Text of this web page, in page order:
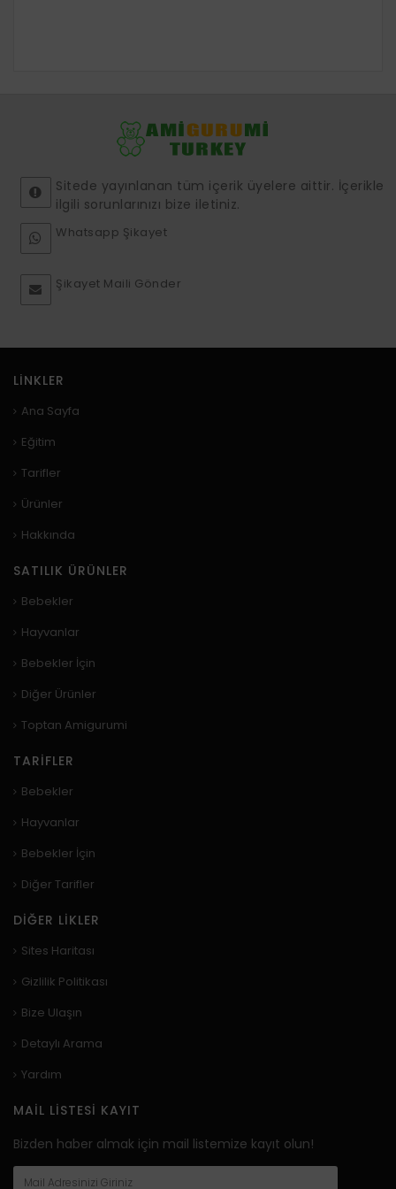
Sitede yayınlanan tüm içerik üyelere aittir. İçerikle
ilgili sorunlarınızı bize iletiniz.
Whatsapp Şikayet
Şikayet Maili Gönder
LINKLER
Ana Sayfa
Eğitim
Tarifler
Ürünler
Hakkında
SATILIK ÜRÜNLER
Bebekler
Hayvanlar
Bebekler İçin
Diğer Ürünler
Toptan Amigurumi
TARIFLER
Bebekler
Hayvanlar
Bebekler İçin
Diğer Tarifler
DIĞER LIKLER
Sites Haritası
Gizlilik Politikası
Bize Ulaşın
Detaylı Arama
Yardım
MAIL LISTESI KAYIT
Bizden haber almak için mail listemize kayıt olun!